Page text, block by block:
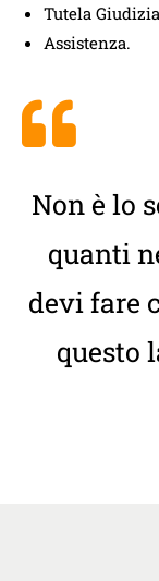
Tutela
Assistenza.
Non è lo
quanti
devi fare
questo